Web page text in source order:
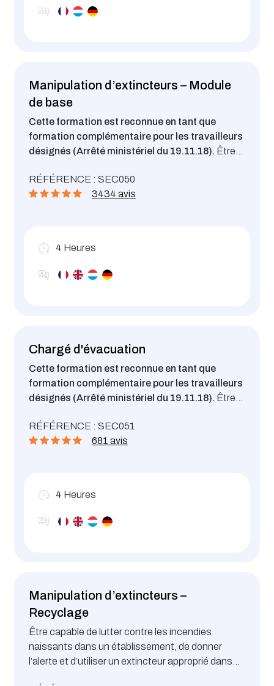
Manipulation d’extincteurs – Module
de base
Cette formation est reconnue en tant que
formation complémentaire pour les travailleurs
désignés (Arrêté ministériel du 19.11.18). Être
dans un établissement, de donner l’alerte et
d’utiliser un extincteur approprié dans l’attente de
RÉFÉRENCE : SEC050
3434 avis
4 Heures
Chargé d'évacuation
Cette formation est reconnue en tant que
formation complémentaire pour les travailleurs
désignés (Arrêté ministériel du 19.11.18). Être
d'évacuation de son établissement.
RÉFÉRENCE : SEC051
681 avis
4 Heures
Manipulation d’extincteurs –
Recyclage
Être capable de lutter contre les incendies
naissants dans un établissement, de donner
l’alerte et d’utiliser un extincteur approprié dans